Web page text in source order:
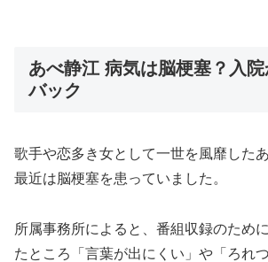
あべ静江 病気は脳梗塞？入
バック
歌手や恋多き女として一世を風靡した
最近は脳梗塞を患っていました。
所属事務所によると、番組収録のため
たところ「言葉が出にくい」や「ろれ